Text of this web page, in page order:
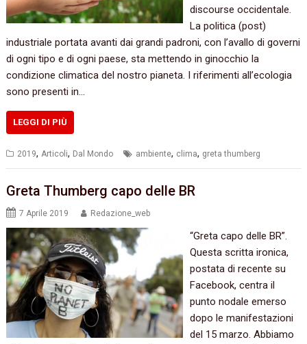
discourse occidentale.
La politica (post)
industriale portata avanti dai grandi padroni, con l’avallo di governi
di ogni tipo e di ogni paese, sta mettendo in ginocchio la
condizione climatica del nostro pianeta. I riferimenti all’ecologia
sono presenti in…
LEGGI DI PIÙ
2019, Articoli, Dal Mondo ambiente, clima, greta thumberg
Greta Thumberg capo delle BR
7 Aprile 2019 Redazione_web
“Greta capo delle BR”.
Questa scritta ironica,
postata di recente su
Facebook, centra il
punto nodale emerso
dopo le manifestazioni
del 15 marzo. Abbiamo